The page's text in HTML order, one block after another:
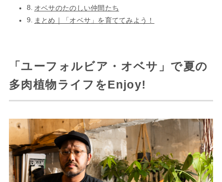
オベサのたのしい仲間たち
まとめ｜「オベサ」を育ててみよう！
「ユーフォルビア・オベサ」で夏の
多肉植物ライフをEnjoy!